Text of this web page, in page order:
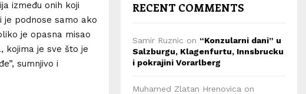
između onih koji
je podnose samo ako
je opasna misao
kojima je sve što je
sumnjivo i
RECENT COMMENTS
Samir Ruznic on “Konzularni dani” u
Salzburgu, Klagenfurtu, Innsbrucku
i pokrajini Vorarlberg
Muhamed Zlatan Hrenovica on